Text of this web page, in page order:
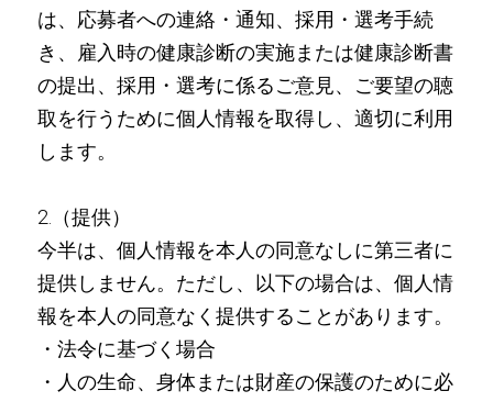
は、応募者への連絡・通知、採用・選考手続
き、雇入時の健康診断の実施または健康診断書
の提出、採用・選考に係るご意見、ご要望の聴
取を行うために個人情報を取得し、適切に利用
します。
2.（提供）
今半は、個人情報を本人の同意なしに第三者に
提供しません。ただし、以下の場合は、個人情
報を本人の同意なく提供することがあります。
・法令に基づく場合
・人の生命、身体または財産の保護のために必